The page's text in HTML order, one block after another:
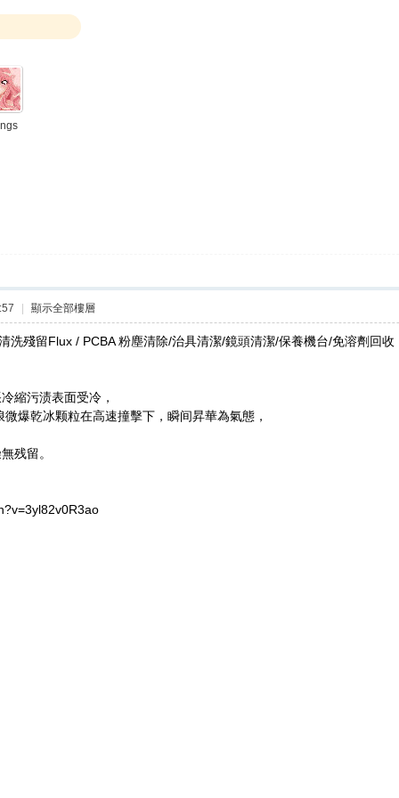
| 顯示全部樓層
洗殘留Flux / PCBA 粉塵清除/治具清潔/鏡頭清潔/保養機台/免溶劑回收
縮污渍表面受冷，
爆乾冰颗粒在高速撞擊下，瞬间昇華為氣態，
残留。